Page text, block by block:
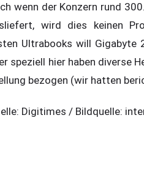
wenn der Konzern rund
wird dies keinen
Ultrabooks will Gigabyte
speziell hier haben diverse
bezogen (wir hatten
Digitimes / Bildquelle: